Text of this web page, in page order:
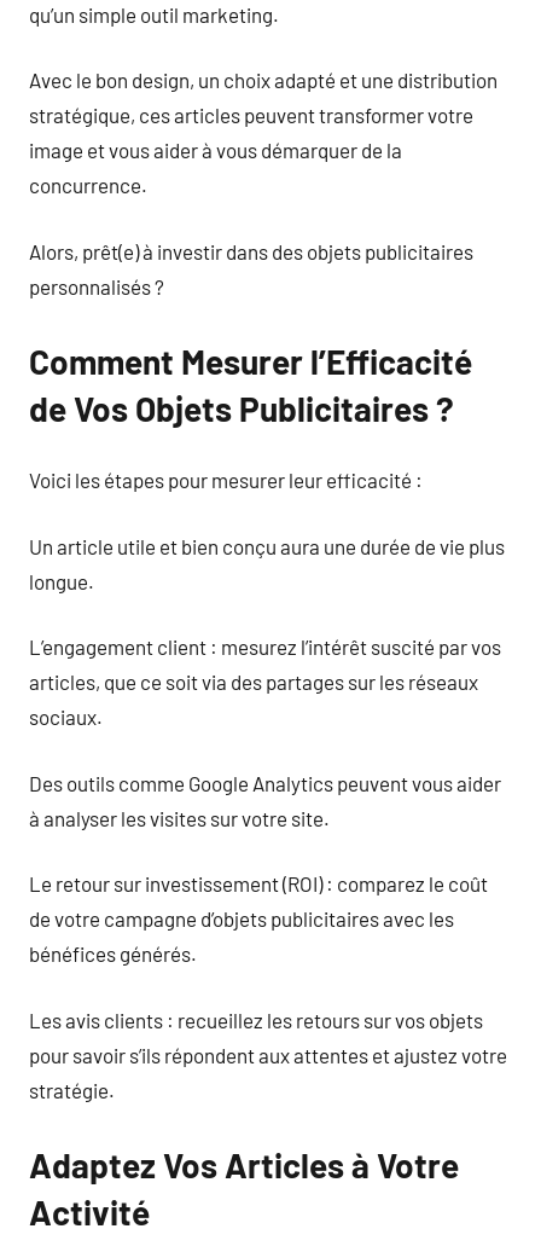
qu’un simple outil marketing.
Avec le bon design, un choix adapté et une distribution
stratégique, ces articles peuvent transformer votre
image et vous aider à vous démarquer de la
concurrence.
Alors, prêt(e) à investir dans des objets publicitaires
personnalisés ?
Comment Mesurer l’Efficacité
de Vos Objets Publicitaires ?
Voici les étapes pour mesurer leur efficacité :
Un article utile et bien conçu aura une durée de vie plus
longue.
L’engagement client : mesurez l’intérêt suscité par vos
articles, que ce soit via des partages sur les réseaux
sociaux.
Des outils comme Google Analytics peuvent vous aider
à analyser les visites sur votre site.
Le retour sur investissement (ROI) : comparez le coût
de votre campagne d’objets publicitaires avec les
bénéfices générés.
Les avis clients : recueillez les retours sur vos objets
pour savoir s’ils répondent aux attentes et ajustez votre
stratégie.
Adaptez Vos Articles à Votre
Activité